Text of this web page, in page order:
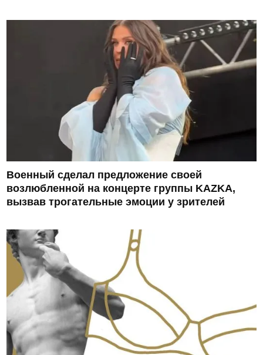
Военный сделал предложение своей
возлюбленной на концерте группы KAZKA,
вызвав трогательные эмоции у зрителей